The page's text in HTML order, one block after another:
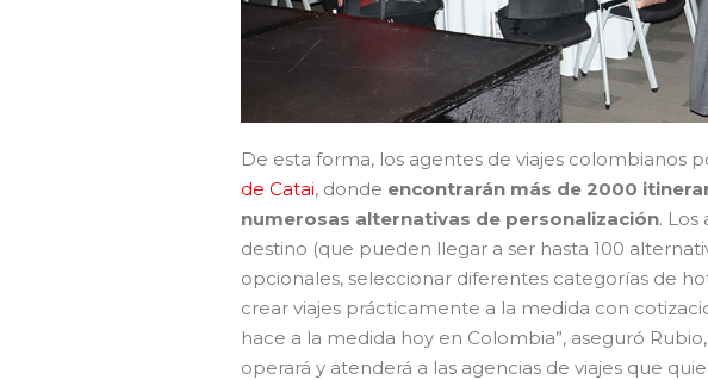
De esta forma, los agentes de viajes colombianos
de Catai, donde encontrarán más de 2000
numerosas alternativas de personalización.
destino (que pueden llegar a ser hasta 100
opcionales, seleccionar diferentes categorías de
crear viajes prácticamente a la medida con
hace a la medida hoy en Colombia”, aseguró
operará y atenderá a las agencias de viajes que